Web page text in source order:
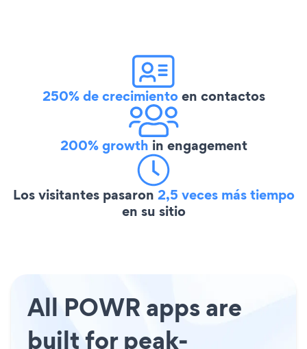
250% de crecimientoen contactos
200% growth in engagement
Los visitantes pasaron 2,5 veces más tiempo
en su sitio
All POWR apps are
built for peak-